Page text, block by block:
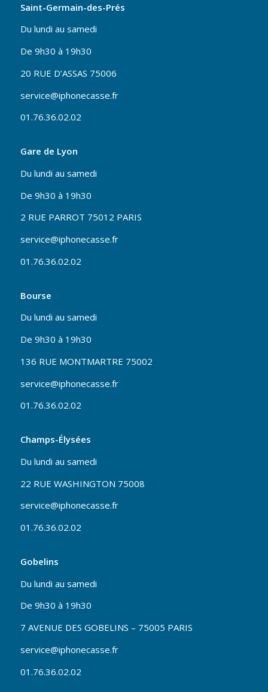
Saint-Germain-des-Prés
Du lundi au samedi
De 9h30 à 19h30
20 RUE D’ASSAS 75006
service@iphonecasse.fr
01.76.36.02.02
Gare de Lyon
Du lundi au samedi
De 9h30 à 19h30
2 RUE PARROT 75012 PARIS
service@iphonecasse.fr
01.76.36.02.02
Bourse
Du lundi au samedi
De 9h30 à 19h30
136 RUE MONTMARTRE 75002
service@iphonecasse.fr
01.76.36.02.02
Champs-Élysées
Du lundi au samedi
22 RUE WASHINGTON 75008
service@iphonecasse.fr
01.76.36.02.02
Gobelins
Du lundi au samedi
De 9h30 à 19h30
7 AVENUE DES GOBELINS – 75005 PARIS
service@iphonecasse.fr
01.76.36.02.02